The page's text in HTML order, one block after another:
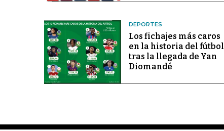
DEPORTES
Los fichajes más caros
en la historia del fútbol
tras la llegada de Yan
Diomandé